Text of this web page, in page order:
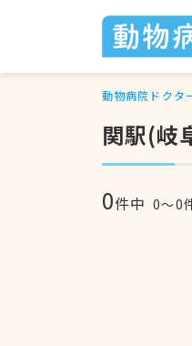
動物病院ドクタ
関駅(岐
0件中 0〜0